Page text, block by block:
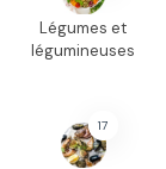
Légumes et
légumineuses
17